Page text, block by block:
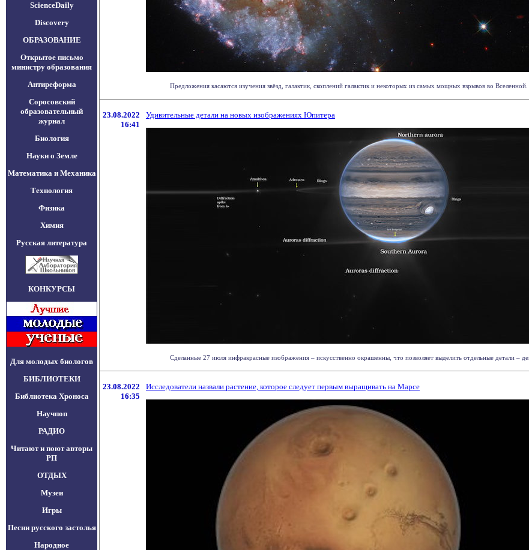
ScienceDaily
Discovery
ОБРАЗОВАНИЕ
Открытое письмо
министру образования
Антиреформа
Соросовский
образовательный
журнал
Биология
Науки о Земле
Математика и Механика
Технология
Физика
Химия
Русская литература
КОНКУРСЫ
Для молодых биологов
БИБЛИОТЕКИ
Библиотека Хроноса
Научпоп
РАДИО
Читают и поют авторы
РП
ОТДЫХ
Музеи
Игры
Песни русского застолья
Народное
Предложения касаются изучения звёзд, галактик, скоплений галактик и некоторых из самых мощных взрывов во
23.08.2022
16:41
Удивительные детали на новых изображениях Юпитера
Сделанные 27 июля инфракрасные изображения – искусственно окрашенны, что позволяет выделить отдельные детали –
23.08.2022
16:35
Исследователи назвали растение, которое следует первым выращивать на Марсе